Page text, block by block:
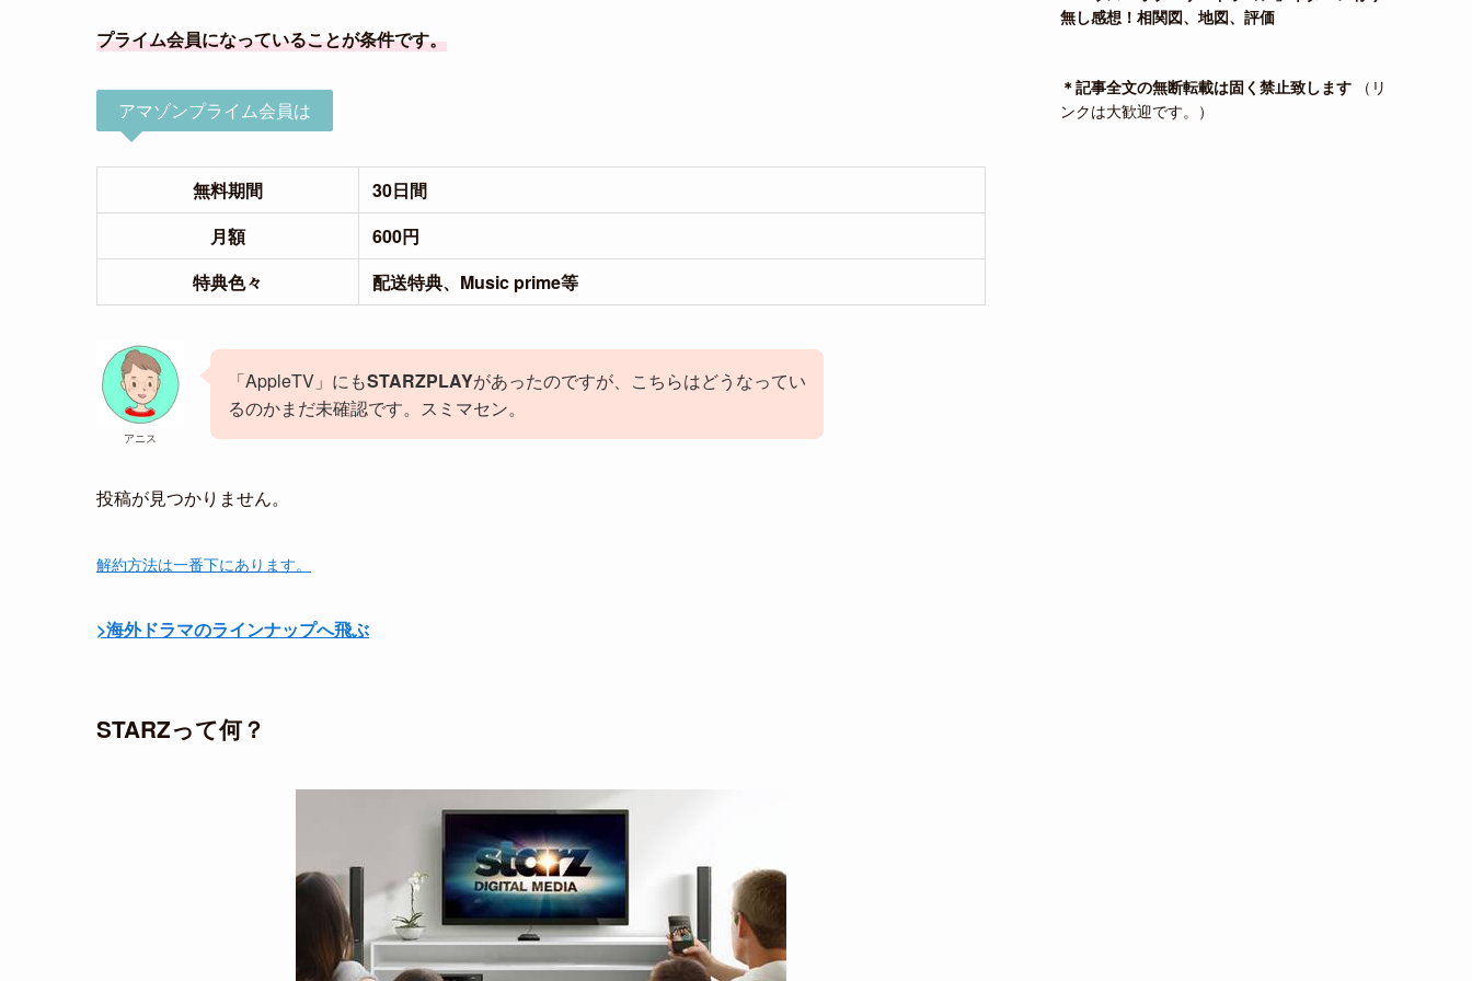
プライム会員になっていることが条件です。
アマゾンプライム会員は
無料期間
30日間
月額
600円
特典色々
配送特典、Music prime等
アニス
「AppleTV」にもSTARZPLAYがあったのですが、こちらはどうなってい
るのかまだ未確認です。スミマセン。
投稿が見つかりません。
解約方法は一番下にあります。
>海外ドラマのラインナップへ飛ぶ
STARZって何？
無し感想！相関図、地図、評価
＊記事全文の無断転載は固く禁止致します （リ
ンクは大歓迎です。）